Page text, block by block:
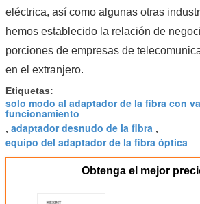
eléctrica, así como algunas otras
hemos establecido la relación de
porciones de empresas de
en el extranjero.
Etiquetas:
solo modo al adaptador de la fibra con
funcionamiento
, adaptador desnudo de la fibra ,
equipo del adaptador de la fibra óptica
Obtenga el mejor